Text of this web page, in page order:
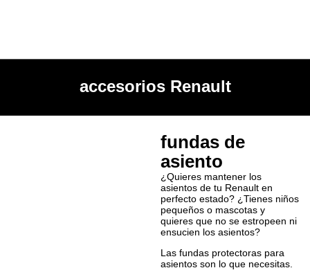
accesorios Renault
fundas de
asiento
¿Quieres mantener los
asientos de tu Renault en
perfecto estado? ¿Tienes niños
pequeños o mascotas y
quieres que no se estropeen ni
ensucien los asientos?
Las fundas protectoras para
asientos son lo que necesitas.